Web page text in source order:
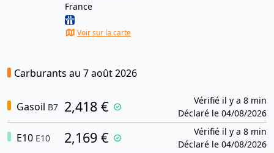
France
Voir sur la carte
Carburants au 7 août 2026
Gasoil B7 2,418 €
Vérifié il y a 8 min
Déclaré le 04/08/2026
E10 E10 2,169 €
Vérifié il y a 8 min
Déclaré le 04/08/2026